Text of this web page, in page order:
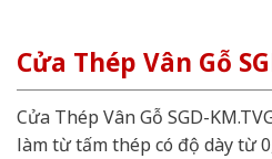
Cửa Thép Vân Gỗ
Cửa Thép Vân Gỗ SGD-
làm từ tấm thép có độ dày từ